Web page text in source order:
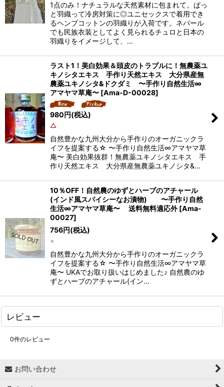
1点のみ！ナチュラルな天然素材に包まれて。ぱっ
と羽織って冷房対策に◎ユニセックスで着用でき
るヘンプコットンの羽織りが入荷です。ネパール
でも民族衣装としてよく見られるチュロと日本の
羽織りをイメージして、…
ラスト1！美白効果＆頭皮のトラブルに！無農薬ユ
キノシタエキス 手作り天然エキス 大分県産無
農薬ユキノシタ&ドクダミ 〜手作り自然生活∞
アマヤマ草庵〜 [Ama-D-00028]
980円(税込)
△
自然豊かな九州大分から手作りのオーガニックラ
イフを提案する☆ 〜手作り自然生活∞アマヤマ草
庵〜 美白効果抜群！無農薬ユキノシタエキス 手
作り天然エキス 大分県産無農薬ユキノシタ&…
10％OFF！自然農のゆずとハーブのアチャール
(インド風スパイシーなお漬物) 〜手作り自然
生活∞アマヤマ草庵〜 送料無料適応外 [Ama-
00027]
756円(税込)
×
自然豊かな九州大分から手作りのオーガニックラ
イフを提案する☆ 〜手作り自然生活∞アマヤマ草
庵〜 UKAでお取り扱いはじめました♪ 自然農のゆ
ずとハーブのアチャール(イン…
レビュー
0件のレビュー
お問い合わせ